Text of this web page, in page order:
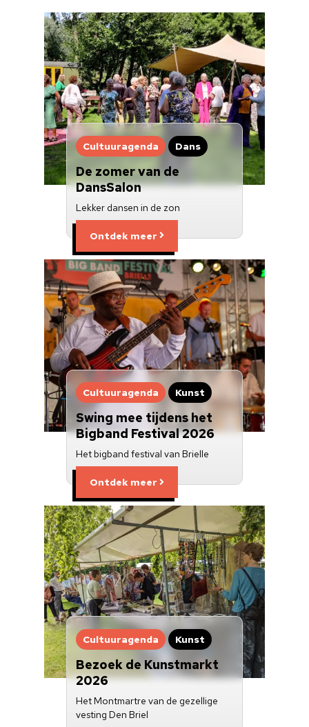
Cultuuragenda Dans
De zomer van de
DansSalon
Lekker dansen in de zon
Ontdek meer
Cultuuragenda Kunst
Swing mee tijdens het
Bigband Festival 2026
Het bigband festival van Brielle
Ontdek meer
Cultuuragenda Kunst
Bezoek de Kunstmarkt
2026
Het Montmartre van de gezellige
vesting Den Briel
Cultuur op school
Over ons
Nieuwsbrief
Doneren